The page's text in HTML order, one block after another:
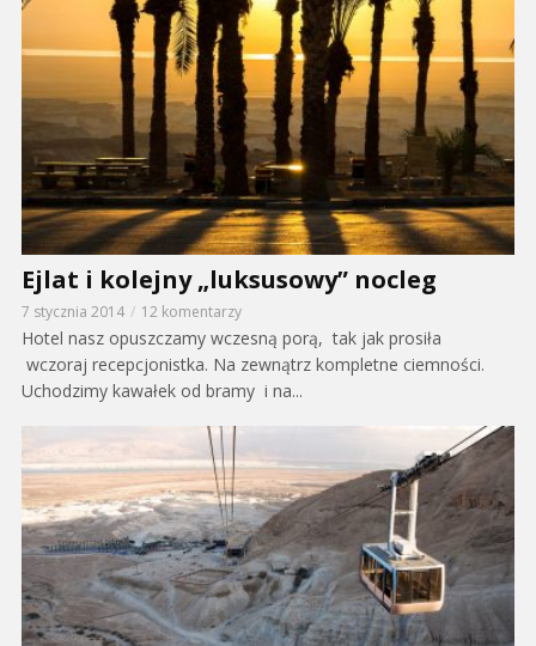
Ejlat i kolejny „luksusowy” nocleg
7 stycznia 2014 12 komentarzy
Hotel nasz opuszczamy wczesną porą, tak jak prosiła
wczoraj recepcjonistka. Na zewnątrz kompletne ciemności.
Uchodzimy kawałek od bramy i na...